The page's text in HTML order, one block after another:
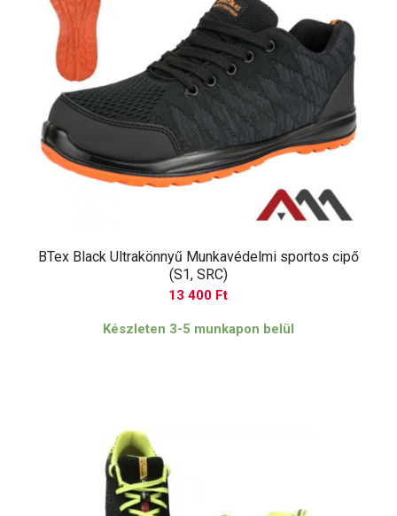
BTex Black Ultrakönnyű Munkavédelmi sportos cipő
(S1, SRC)
13 400 Ft
Készleten 3-5 munkapon belül